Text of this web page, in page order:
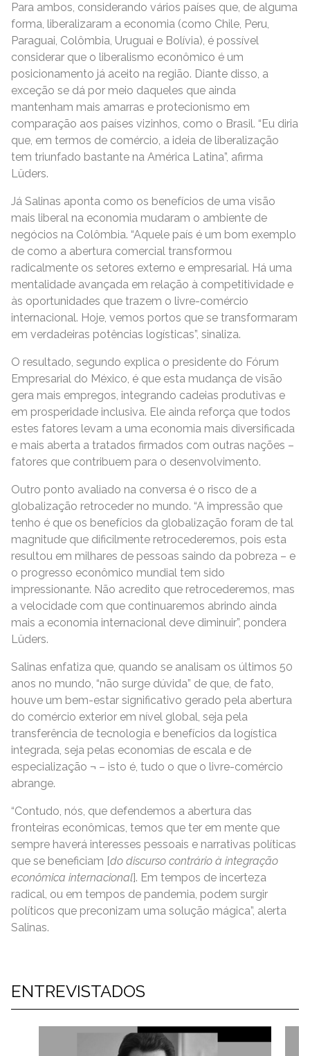
Para ambos, considerando vários países que, de alguma
forma, liberalizaram a economia (como Chile, Peru,
Paraguai, Colômbia, Uruguai e Bolívia), é possível
considerar que o liberalismo econômico é um
posicionamento já aceito na região. Diante disso, a
exceção se dá por meio daqueles que ainda
mantenham mais amarras e protecionismo em
comparação aos países vizinhos, como o Brasil. “Eu diria
que, em termos de comércio, a ideia de liberalização
tem triunfado bastante na América Latina”, afirma
Lüders.
Já Salinas aponta como os benefícios de uma visão
mais liberal na economia mudaram o ambiente de
negócios na Colômbia. “Aquele país é um bom exemplo
de como a abertura comercial transformou
radicalmente os setores externo e empresarial. Há uma
mentalidade avançada em relação à competitividade e
às oportunidades que trazem o livre-comércio
internacional. Hoje, vemos portos que se transformaram
em verdadeiras potências logísticas”, sinaliza.
O resultado, segundo explica o presidente do Fórum
Empresarial do México, é que esta mudança de visão
gera mais empregos, integrando cadeias produtivas e
em prosperidade inclusiva. Ele ainda reforça que todos
estes fatores levam a uma economia mais diversificada
e mais aberta a tratados firmados com outras nações –
fatores que contribuem para o desenvolvimento.
Outro ponto avaliado na conversa é o risco de a
globalização retroceder no mundo. “A impressão que
tenho é que os benefícios da globalização foram de tal
magnitude que dificilmente retrocederemos, pois esta
resultou em milhares de pessoas saindo da pobreza – e
o progresso econômico mundial tem sido
impressionante. Não acredito que retrocederemos, mas
a velocidade com que continuaremos abrindo ainda
mais a economia internacional deve diminuir”, pondera
Lüders.
Salinas enfatiza que, quando se analisam os últimos 50
anos no mundo, “não surge dúvida” de que, de fato,
houve um bem-estar significativo gerado pela abertura
do comércio exterior em nível global, seja pela
transferência de tecnologia e benefícios da logística
integrada, seja pelas economias de escala e de
especialização ¬ – isto é, tudo o que o livre-comércio
abrange.
“Contudo, nós, que defendemos a abertura das
fronteiras econômicas, temos que ter em mente que
sempre haverá interesses pessoais e narrativas políticas
que se beneficiam [do discurso contrário à integração
econômica internacional]. Em tempos de incerteza
radical, ou em tempos de pandemia, podem surgir
políticos que preconizam uma solução mágica”, alerta
Salinas.
ENTREVISTADOS